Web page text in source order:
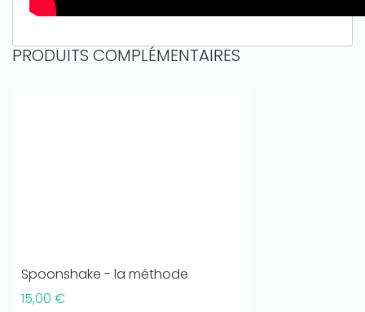
PRODUITS COMPLÉMENTAIRES
Spoonshake - la méthode
15,00 €